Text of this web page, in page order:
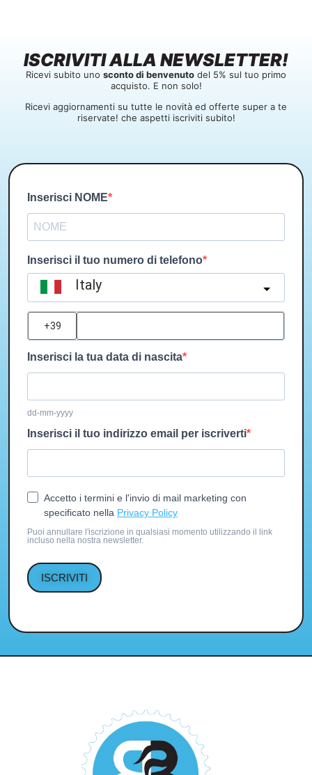
ISCRIVITI ALLA NEWSLETTER!
Ricevi subito uno sconto di benvenuto del 5% sul tuo primo
acquisto. E non solo!
Ricevi aggiornamenti su tutte le novità ed offerte super a te
riservate! che aspetti iscriviti subito!
Inserisci NOME
Inserisci il tuo numero di telefono
Italy
Inserisci la tua data di nascita
dd-mm-yyyy
Inserisci il tuo indirizzo email per iscriverti
Accetto i termini e l'invio di mail marketing con
specificato nella Privacy Policy
Puoi annullare l'iscrizione in qualsiasi momento utilizzando il link
incluso nella nostra newsletter.
ISCRIVITI